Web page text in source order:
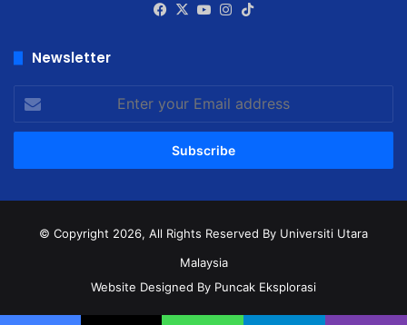
Facebook
X YouTubeInstagram
Newsletter
your
Email
© Copyright 2026, All Rights Reserved By Universiti Utara
Malaysia
Website Designed By Puncak Eksplorasi